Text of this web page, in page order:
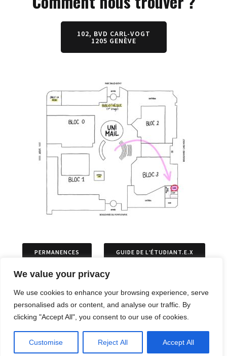
We value your privacy
We use cookies to enhance your browsing experience, serve
personalised ads or content, and analyse our traffic. By
clicking "Accept All", you consent to our use of cookies.
Customise Reject All Accept All
102, BVD CARL-VOGT
1205 GENÈVE
PERMANENCES GUIDE DE L’ÉTUDIANT.E.X
ARTICLES OPPOSITIONS ET RECOURS
ARCHIVES